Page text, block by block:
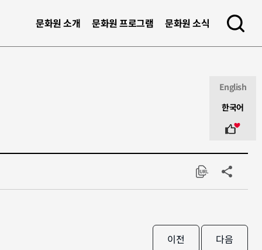
문화원 소개 문화원 프로그램
문화원 소식
r
h
URL
Copy
공유하기
이전 다음
English
한국어
c
i
a
i
a